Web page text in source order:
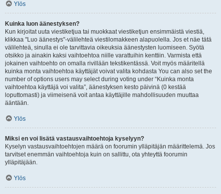
Ylös
Kuinka luon äänestyksen?
Kun kirjoitat uuta viestiketjua tai muokkaat viestiketjun ensimmäistä viestiä,
klikkaa "Luo äänestys"-välilehteä viestilomakkeen alapuolella. Jos et näe tätä
välilehteä, sinulla ei ole tarvittavia oikeuksia äänestysten luomiseen. Syötä
otsikko ja ainakin kaksi vaihtoehtoa niille varattuihin kenttiin. Varmista että
jokainen vaihtoehto on omalla rivillään tekstikentässä. Voit myös määritellä
kuinka monta vaihtoehtoa käyttäjät voivat valita kohdasta You can also set the
number of options users may select during voting under “Kuinka monta
vaihtoehtoa käyttäjä voi valita”, äänestyksen kesto päivinä (0 kestää
loputtomasti) ja viimeisenä voit antaa käyttäjille mahdollisuuden muuttaa
ääntään.
Ylös
Miksi en voi lisätä vastausvaihtoehtoja kyselyyn?
Kyselyn vastausvaihtoehtojen määrä on foorumin ylläpitäjän määrittelemä. Jos
tarvitset enemmän vaihtoehtoja kuin on sallittu, ota yhteyttä foorumin
ylläpitäjään.
Ylös